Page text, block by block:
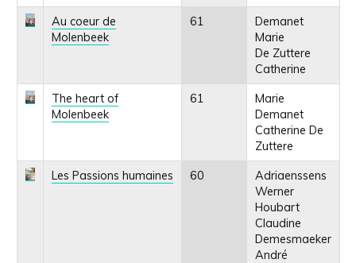
Au coeur de
Molenbeek
61
Demanet
Marie
De Zuttere
Catherine
The heart of
Molenbeek
61
Marie
Demanet
Catherine De
Zuttere
Les Passions humaines 60
Adriaenssens
Werner
Houbart
Claudine
Demesmaeker
André